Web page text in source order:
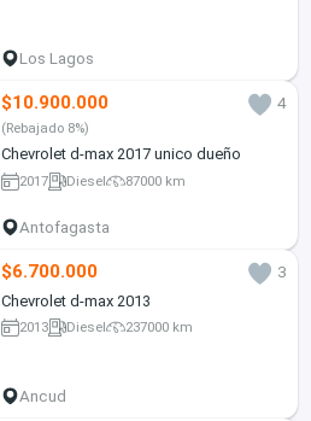
Los Lagos
$10.900.000 4
(Rebajado 8%)
Chevrolet d-max 2017 unico dueño
2017 Diesel 87000 km
Antofagasta
$6.700.000
3
Chevrolet d-max 2013
2013 Diesel 237000 km
Ancud